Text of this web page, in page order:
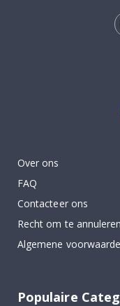
Over ons
FAQ
Contacteer ons
Recht om te annuleren
Algemene
Populaire